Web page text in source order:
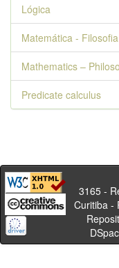
Lógica
Matemática - Filosofia
Mathematics –
Predicate calculus
Av.
3165 -